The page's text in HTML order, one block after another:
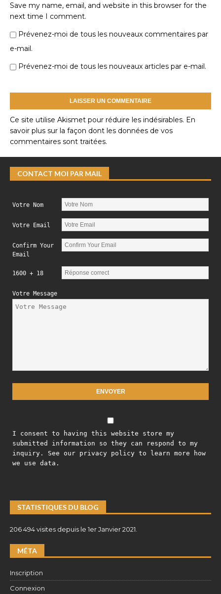
Save my name, email, and website in this browser for the
next time I comment.
Prévenez-moi de tous les nouveaux commentaires par
e-mail.
Prévenez-moi de tous les nouveaux articles par e-mail.
Ce site utilise Akismet pour réduire les indésirables. En
savoir plus sur la façon dont les données de vos
commentaires sont traitées.
CONTACT MOI PAR MAIL
Votre Nom
Votre Email
Confirm Your
Email
1600 + 18
Votre Message
I consent to having this website store my
submitted information so they can respond to my
inquiry. See our privacy policy to learn more how
we use data.
STATISTIQUES DU BLOG
206 494 visites depuis le 1er Janvier 2021.
MÉTA
Inscription
Connexion